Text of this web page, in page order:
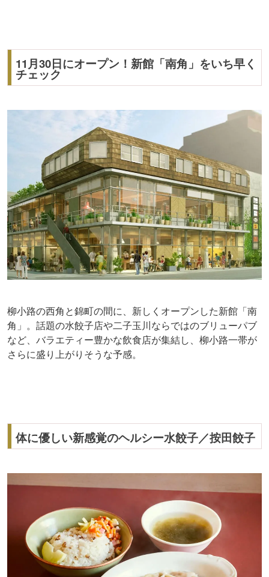
11月30日にオープン！新館「南角」をいち早く
チェック
柳小路の西角と錦町の間に、新しくオープンした新館「南
角」。話題の水餃子店や二子玉川ならではのブリューパブ
など、バラエティー豊かな飲食店が集結し、柳小路一帯が
さらに盛り上がりそうな予感。
体に優しい新感覚のヘルシー水餃子／按田餃子